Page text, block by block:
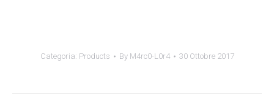
Categoria: Products By M4rc0-L0r4 30 Ottobre 2017